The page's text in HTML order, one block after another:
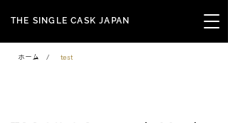
THE SINGLE CASK JAPAN
ホーム / test